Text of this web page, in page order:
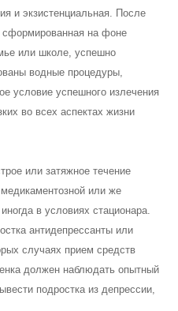
и экзистенциальная. После
сформированная на фоне
или школе, успешно
водные процедуры,
условие успешного излечения
во всех аспектах жизни
или затяжное течение
или же
в условиях стационара.
антидепрессанты или
случаях прием средств
должен наблюдать опытный
подростка из депрессии,